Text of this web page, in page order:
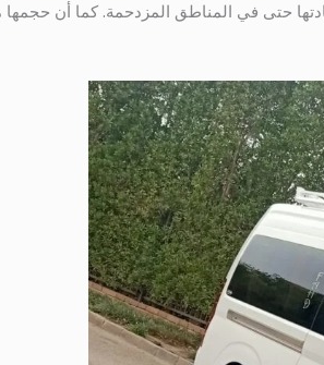
حتى في المناطق المزدحمة. كما أن